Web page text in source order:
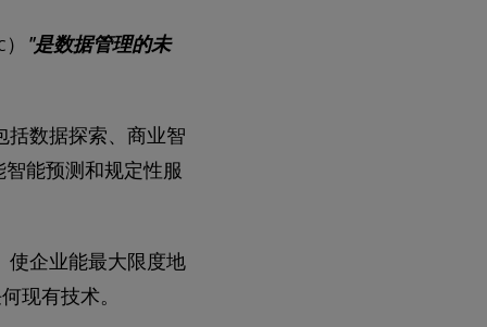
"是数据管理的未
括数据探索、商业智
能预测和规定性服
使企业能最大限度地
现有技术。